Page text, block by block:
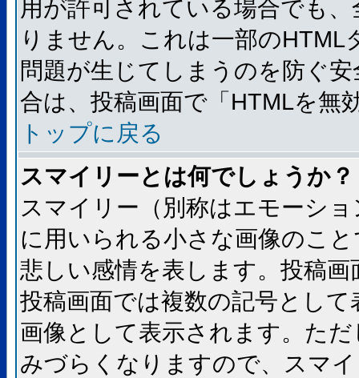
用が許可されている場合でも
りません。これは一部の
問題が生じてしまうのを防ぐ
合は、投稿画面で「HTMLを無
トップに戻る
スマイリーとは何でしょうか？
スマイリー（別称はエモーシ
に用いられる小さな画像のこ
悲しい感情を表します。投稿
投稿画面では複数の記号とし
画像として表示されます。た
みづらくなりますので、スマ